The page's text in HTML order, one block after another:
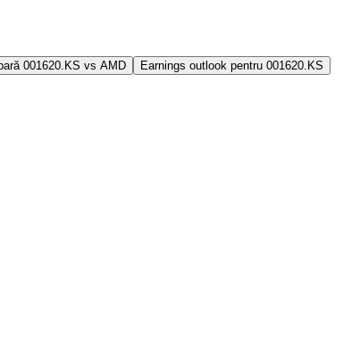
001620.KS vs AMD Earnings outlook pentru 001620.KS